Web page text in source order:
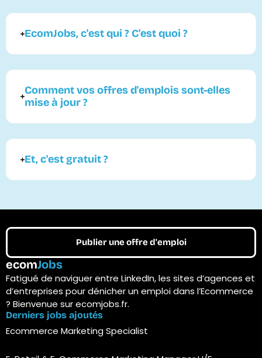
EcomJobs, c'est qui ? C'est quoi ?
Comment vos offres d'emplois sont-elles
mise à jour ?
Et, c'est gratuit ?
ecomJobs
Fatigué de naviguer entre LinkedIn, les sites d’agences et
d’entreprises pour dénicher un emploi dans l’Ecommerce
? Bienvenue sur ecomjobs.fr.
Publier une offre d'emploi
Derniers jobs ajoutés
Ecommerce Marketing Specialist